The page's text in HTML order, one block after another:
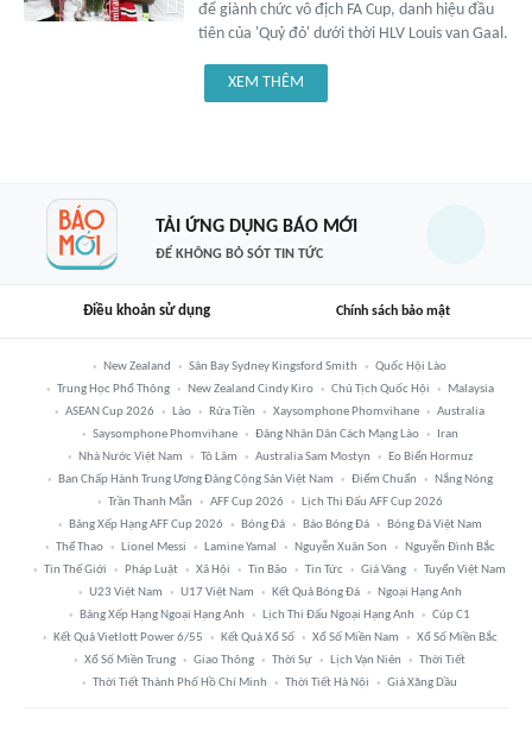
để giành chức vô địch FA Cup, danh hiệu đầu
tiên của 'Quỷ đỏ' dưới thời HLV Louis van Gaal.
XEM THÊM
TẢI ỨNG DỤNG BÁO MỚI
ĐỂ KHÔNG BỎ SÓT TIN TỨC
Điều khoản sử dụng Chính sách bảo mật
New Zealand Sân Bay Sydney Kingsford Smith
Quốc Hội Lào
Trung Học Phổ Thông
New Zealand Cindy Kiro Chủ Tịch Quốc Hội
Malaysia
ASEAN Cup 2026
Lào Rửa Tiền Xaysomphone Phomvihane
Australia
Saysomphone Phomvihane
Đảng Nhân Dân Cách Mạng Lào
Iran
Nhà Nước Việt Nam
Tô Lâm Australia Sam Mostyn
Eo Biển Hormuz
Ban Chấp Hành Trung Ương Đảng Cộng Sản Việt Nam
Điểm Chuẩn
Nắng Nóng
Trần Thanh Mẫn
AFF Cup 2026
Lịch Thi Đấu AFF Cup 2026
Bảng Xếp Hạng AFF Cup 2026
Bóng Đá Báo Bóng Đá
Bóng Đá Việt Nam
Thể Thao
Lionel Messi Lamine Yamal Nguyễn Xuân Son
Nguyễn Đình Bắc
Tin Thế Giới
Pháp Luật Xã Hội Tin Bão Tin Tức Giá Vàng
Tuyển Việt Nam
U23 Việt Nam
U17 Việt Nam Kết Quả Bóng Đá
Ngoại Hạng Anh
Bảng Xếp Hạng Ngoại Hạng Anh
Lịch Thi Đấu Ngoại Hạng Anh
Cúp C1
Kết Quả Vietlott Power 6/55
Kết Quả Xổ Số Xổ Số Miền Nam
Xổ Số Miền Bắc
Xổ Số Miền Trung
Giao Thông Thời Sự Lịch Vạn Niên
Thời Tiết
Thời Tiết Thành Phố Hồ Chí Minh
Thời Tiết Hà Nội Giá Xăng Dầu